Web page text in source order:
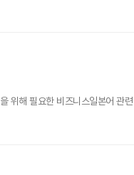
위해 필요한 비즈니스일본어 관